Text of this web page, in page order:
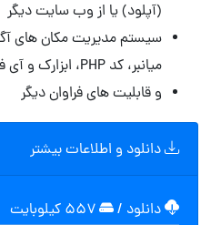
(آپلود) یا از وب سایت دیگر
سیستم مدیریت مکان های
میانبر، کد PHP، ابزارک و آی فریم)
و قابلیت های فراوان دیگر
دانلود و اطلاعات بیشتر
دانلود /